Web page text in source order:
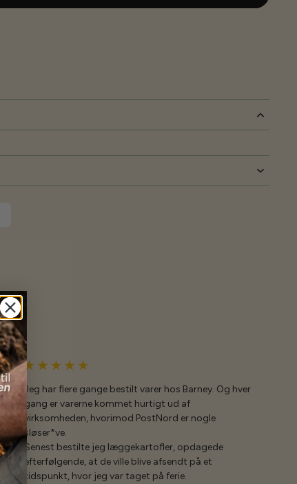
Jeg har flere gange bestilt varer hos Barney. Og hver
gang er varerne kommet hurtigt ud af
virksomheden, hvorimod PostNord er nogle
sløser*ve.
Senest bestilte jeg læggekartofler, opdagede
efterfølgende, at de ville blive afsendt på et
tidspunkt, hvor jeg var taget på ferie.